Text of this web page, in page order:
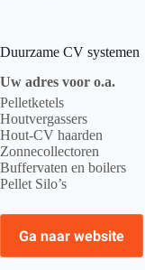
Duurzame CV systemen
Uw adres voor o.a.
Pelletketels
Houtvergassers
Hout-CV haarden
Zonnecollectoren
Buffervaten en boilers
Pellet Silo’s
Ga naar website